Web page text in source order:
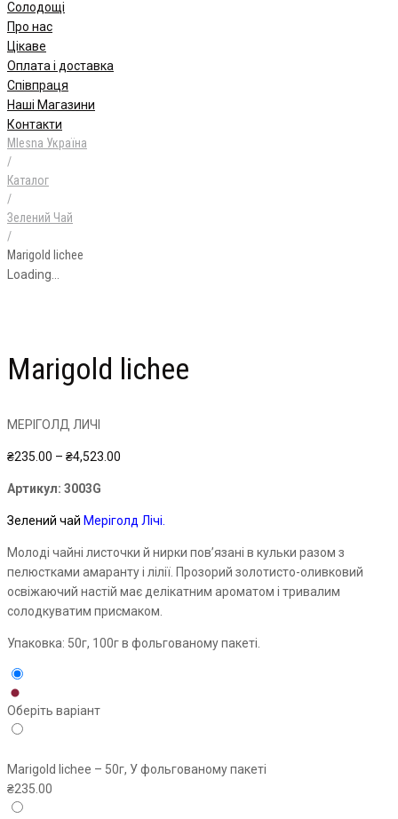
Солодощі
Про нас
Цікаве
Оплата і доставка
Співпраця
Наші Магазини
Контакти
Mlesna Україна
/
Каталог
/
Зелений Чай
/
Marigold lichee
Loading...
Marigold lichee
МЕРІГОЛД ЛИЧІ
₴235.00 – ₴4,523.00
through
Артикул: 3003G
Зелений чай Меріголд Лічі.
Молоді чайні листочки й нирки пов’язані в кульки разом з
пелюстками амаранту і лілії. Прозорий золотисто-оливковий
освіжаючий настій має делікатним ароматом і тривалим
солодкуватим присмаком.
Упаковка: 50г, 100г в фольгованому пакеті.
Оберіть варіант
Marigold lichee – 50г, У фольгованому пакеті
₴235.00